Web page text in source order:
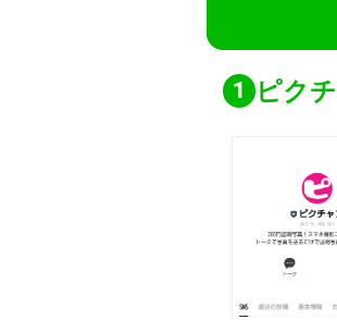
ピク